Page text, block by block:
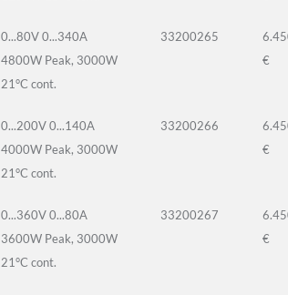
0...80V 0...340A
4800W Peak, 3000W
21°C cont.
33200265
€
0...200V 0...140A
4000W Peak, 3000W
21°C cont.
33200266
€
0...360V 0...80A
3600W Peak, 3000W
21°C cont.
33200267
€